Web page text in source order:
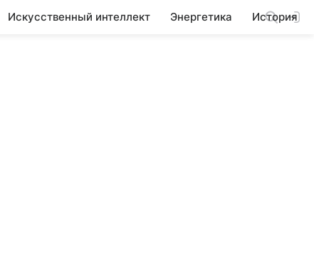
Искусственный интеллект Энергетика История